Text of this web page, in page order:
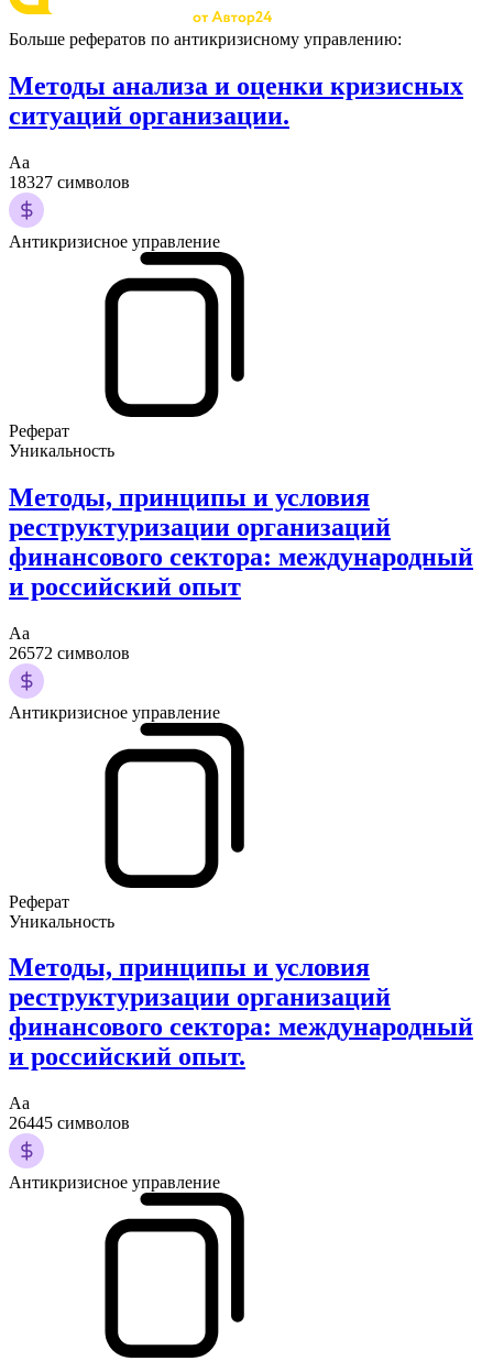
Больше рефератов по антикризисному управлению:
Методы анализа и оценки кризисных
ситуаций организации.
Аа
18327 символов
Антикризисное управление
Реферат
Уникальность
Методы, принципы и условия
реструктуризации организаций
финансового сектора: международный
и российский опыт
Аа
26572 символов
Антикризисное управление
Реферат
Уникальность
Методы, принципы и условия
реструктуризации организаций
финансового сектора: международный
и российский опыт.
Аа
26445 символов
Антикризисное управление